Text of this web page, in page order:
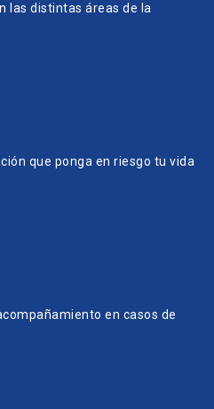
las distintas áreas de la
que ponga en riesgo tu vida
en casos de